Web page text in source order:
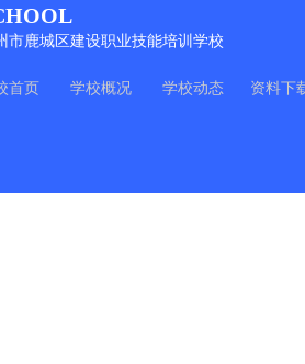
市鹿城区建设职业技能培训学校
首页 学校概况 学校动态 资料下